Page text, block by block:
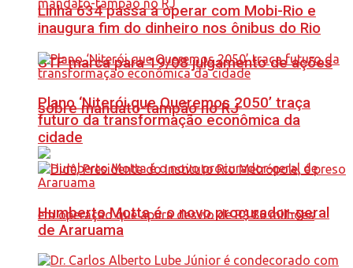
STF marca para 19/08 julgamento de ações
sobre mandato-tampão no RJ
Linha 634 passa a operar com Mobi-Rio e
inaugura fim do dinheiro nos ônibus do Rio
Plano ‘Niterói que Queremos 2050’ traça
futuro da transformação econômica da
cidade
Humberto Motta é o novo procurador-geral
de Araruama